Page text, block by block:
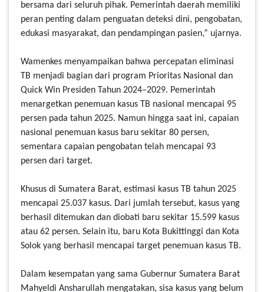
bersama dari seluruh pihak. Pemerintah daerah memiliki
peran penting dalam penguatan deteksi dini, pengobatan,
edukasi masyarakat, dan pendampingan pasien,” ujarnya.
Wamenkes menyampaikan bahwa percepatan eliminasi
TB menjadi bagian dari program Prioritas Nasional dan
Quick Win Presiden Tahun 2024–2029. Pemerintah
menargetkan penemuan kasus TB nasional mencapai 95
persen pada tahun 2025. Namun hingga saat ini, capaian
nasional penemuan kasus baru sekitar 80 persen,
sementara capaian pengobatan telah mencapai 93
persen dari target.
Khusus di Sumatera Barat, estimasi kasus TB tahun 2025
mencapai 25.037 kasus. Dari jumlah tersebut, kasus yang
berhasil ditemukan dan diobati baru sekitar 15.599 kasus
atau 62 persen. Selain itu, baru Kota Bukittinggi dan Kota
Solok yang berhasil mencapai target penemuan kasus TB.
Dalam kesempatan yang sama Gubernur Sumatera Barat
Mahyeldi Ansharullah mengatakan, sisa kasus yang belum